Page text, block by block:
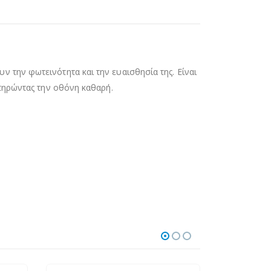
φωτεινότητα και την ευαισθησία της. Είναι
την οθόνη καθαρή.